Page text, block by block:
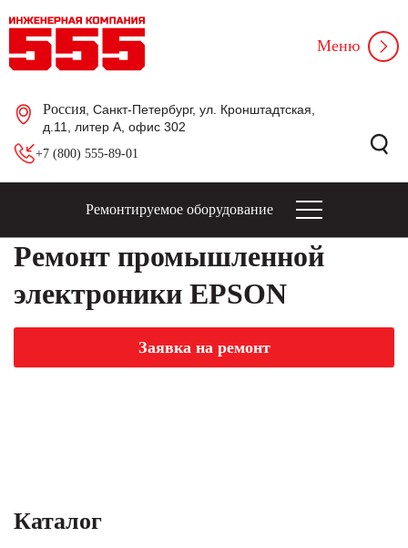
Россия , Санкт-Петербург, ул. Кронштадтская,
д.11, литер А, офис 302
+7 (800) 555-89-01
Меню
Ремонтируемое оборудование
Ремонт промышленной
электроники EPSON
Заявка на ремонт
Каталог